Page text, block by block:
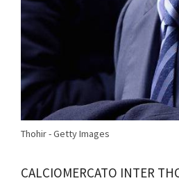
Thohir - Getty Images
CALCIOMERCATO INTER